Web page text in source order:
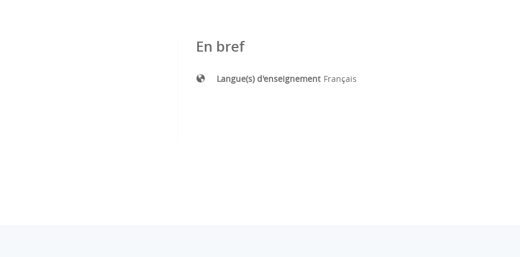
En bref
Langue(s) d'enseignement Français